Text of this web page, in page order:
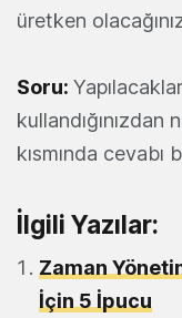
üretken
Soru:
kullandığınızdan
kısmında
İlgili Yazılar:
Zaman
İçin 5 İpucu